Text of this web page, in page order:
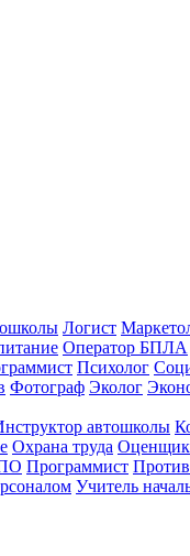
Логист
Оператор БПЛА
Психолог
Фотограф Эколог
автошколы
Охрана труда Оценщик
Программист
Учитель